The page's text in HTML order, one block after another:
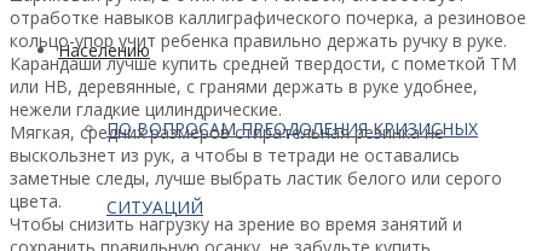
Населению
ПО ВОПРОСАМ ПРЕОДОЛЕНИЯ КРИЗИСНЫХ
СИТУАЦИЙ
отработке навыков каллиграфического почерка, а резиновое
кольцо-упор учит ребенка правильно держать ручку в руке.
Карандаши лучше купить средней твердости, с пометкой ТМ
или НВ, деревянные, с гранями держать в руке удобнее,
нежели гладкие цилиндрические.
Мягкая, средних размеров стирательная резинка не
выскользнет из рук, а чтобы в тетради не оставались
заметные следы, лучше выбрать ластик белого или серого
цвета.
Чтобы снизить нагрузку на зрение во время занятий и